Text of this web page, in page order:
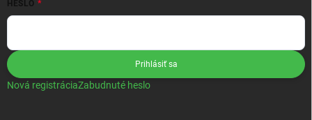
HESLO
Prihlásiť sa
Nová registráciaZabudnuté heslo